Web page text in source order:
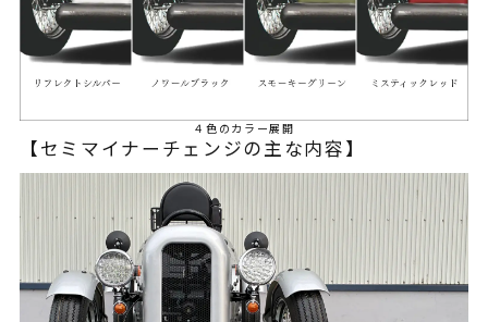
４色のカラー展開
【セミマイナーチェンジの主な内容】